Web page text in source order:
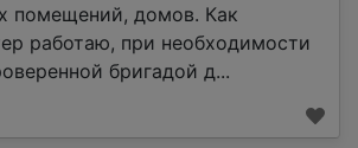
помещений, домов. Как
работаю, при необходимости
бригадой д...